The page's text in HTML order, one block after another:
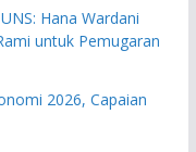
Hana Wardani
untuk Pemugaran
2026, Capaian